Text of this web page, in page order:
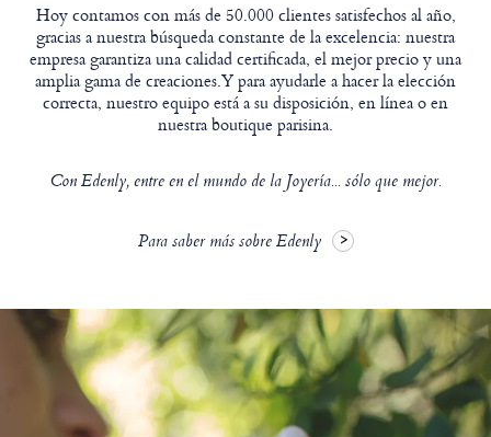
Hoy contamos con más de 50.000 clientes satisfechos al año,
gracias a nuestra búsqueda constante de la excelencia: nuestra
empresa garantiza una calidad certificada, el mejor precio y una
amplia gama de creaciones.Y para ayudarle a hacer la elección
correcta, nuestro equipo está a su disposición, en línea o en
nuestra boutique parisina.
Con Edenly, entre en el mundo de la Joyería... sólo que mejor.
Para saber más sobre Edenly